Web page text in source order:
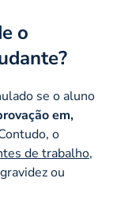
o
se o aluno
em,
o
de trabalho,
ou